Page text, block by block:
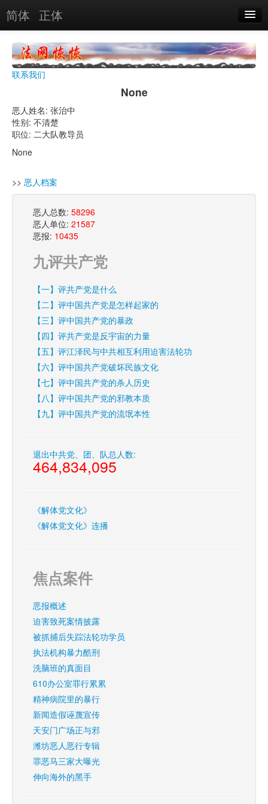
简体 正体
恶报实例
恶人单位
单位图片
联系我们
None
恶人姓名: 张治中
性别: 不清楚
职位: 二大队教导员
None
>> 恶人档案
恶人总数: 58296
恶人单位: 21587
恶报: 10435
九评共产党
【一】评共产党是什么
【二】评中国共产党是怎样起家的
【三】评中国共产党的暴政
【四】评共产党是反宇宙的力量
【五】评江泽民与中共相互利用迫害法轮功
【六】评中国共产党破坏民族文化
【七】评中国共产党的杀人历史
【八】评中国共产党的邪教本质
【九】评中国共产党的流氓本性
退出中共党、团、队总人数:
464,834,095
《解体党文化》
《解体党文化》连播
焦点案件
恶报概述
迫害致死案情披露
被抓捕后失踪法轮功学员
执法机构暴力酷刑
洗脑班的真面目
610办公室罪行累累
精神病院里的暴行
新闻造假诬蔑宣传
天安门广场正与邪
潍坊恶人恶行专辑
罪恶马三家大曝光
伸向海外的黑手